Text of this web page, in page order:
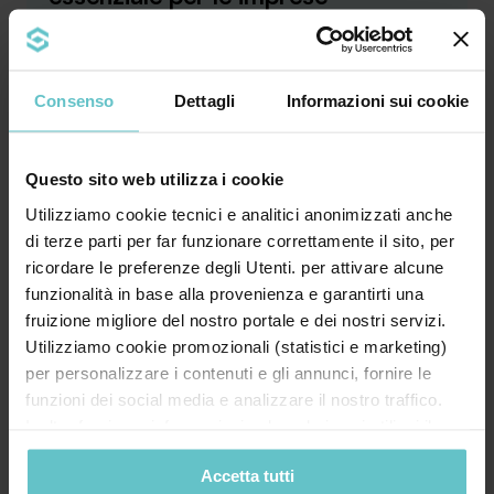
Consenso Dettagli Informazioni sui cookie
Questo sito web utilizza i cookie
Utilizziamo cookie tecnici e analitici anonimizzati anche
di terze parti per far funzionare correttamente il sito, per
ricordare le preferenze degli Utenti. per attivare alcune
funzionalità in base alla provenienza e garantirti una
fruizione migliore del nostro portale e dei nostri servizi.
Utilizziamo cookie promozionali (statistici e marketing)
per personalizzare i contenuti e gli annunci, fornire le
funzioni dei social media e analizzare il nostro traffico.
nostro sito ai nostri partner che si occupano di analisi dei
dati web, pubblicità e social media, i quali potrebbero
Accetta tutti
credito d’imposta, rendicontazione… Il
Approfondisci
Luglio 2026 News
sull’iperammortamento? Scoprilo